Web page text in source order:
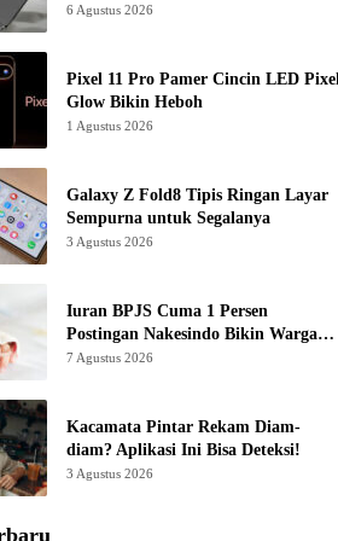
6 Agustus 2026
Pixel 11 Pro Pamer Cincin LED Pixel
Glow Bikin Heboh
1 Agustus 2026
Galaxy Z Fold8 Tipis Ringan Layar
Sempurna untuk Segalanya
3 Agustus 2026
Iuran BPJS Cuma 1 Persen
Postingan Nakesindo Bikin Warganet
Murka
7 Agustus 2026
Kacamata Pintar Rekam Diam-
diam? Aplikasi Ini Bisa Deteksi!
3 Agustus 2026